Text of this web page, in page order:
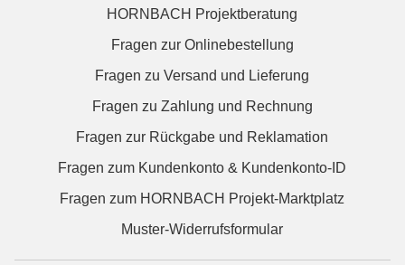
HORNBACH Projektberatung
Fragen zur Onlinebestellung
Fragen zu Versand und Lieferung
Fragen zu Zahlung und Rechnung
Fragen zur Rückgabe und Reklamation
Fragen zum Kundenkonto & Kundenkonto-ID
Fragen zum HORNBACH Projekt-Marktplatz
Muster-Widerrufsformular